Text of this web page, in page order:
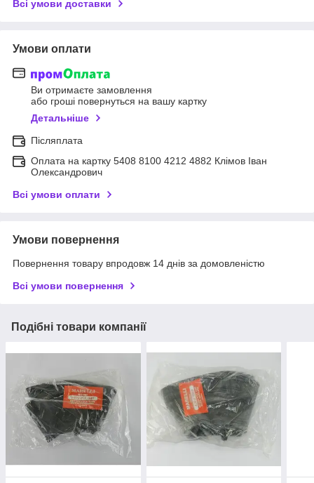
Всі умови доставки
Умови оплати
Ви отримаєте замовлення
або гроші повернуться на вашу картку
Детальніше
Післяплата
Оплата на картку 5408 8100 4212 4882 Клімов Іван
Олександрович
Всі умови оплати
Умови повернення
Повернення товару впродовж 14 днів за домовленістю
Всі умови повернення
Подібні товари компанії